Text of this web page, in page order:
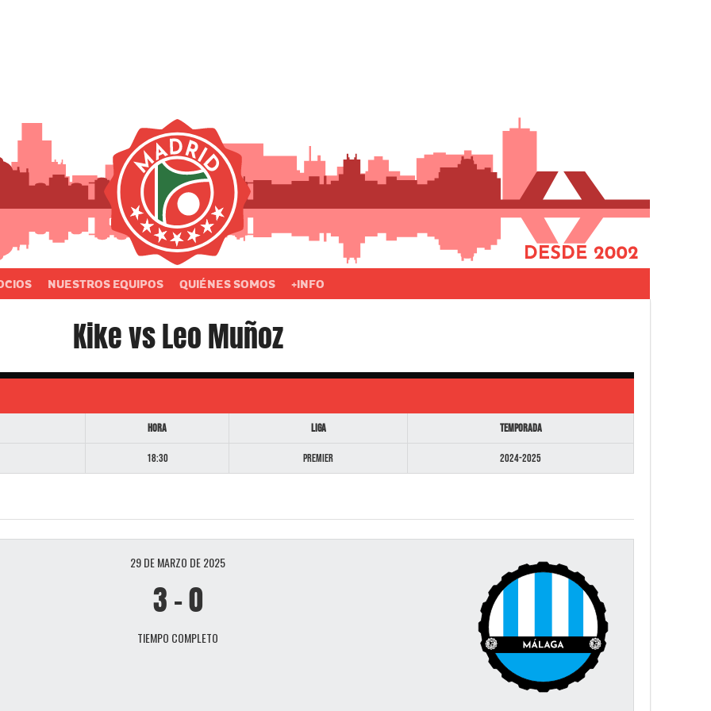
NUESTROS EQUIPOS QUIÉNES SOMOS +INFO
Kike vs Leo Muñoz
Hora Liga Temporada
18:30 Premier 2024-2025
29 DE MARZO DE 2025
3-0
TIEMPO COMPLETO